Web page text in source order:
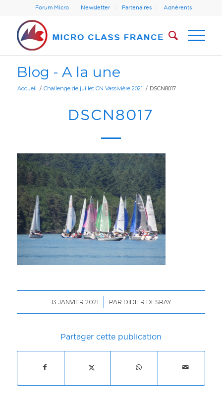
Forum Micro Newsletter Partenaires Adhérents
Blog - A la une
Accueil / Challenge de juillet CN Vassivière 2021 / DSCN8017
DSCN8017
13 JANVIER 2021
/ PAR DIDIER DESRAY
Partager cette publication